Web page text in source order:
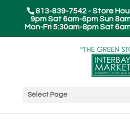
813-839-7542 - Store
9pm Sat 6am-6pm Sun
Mon-Fri 5:30am-8pm Sat
Select Page